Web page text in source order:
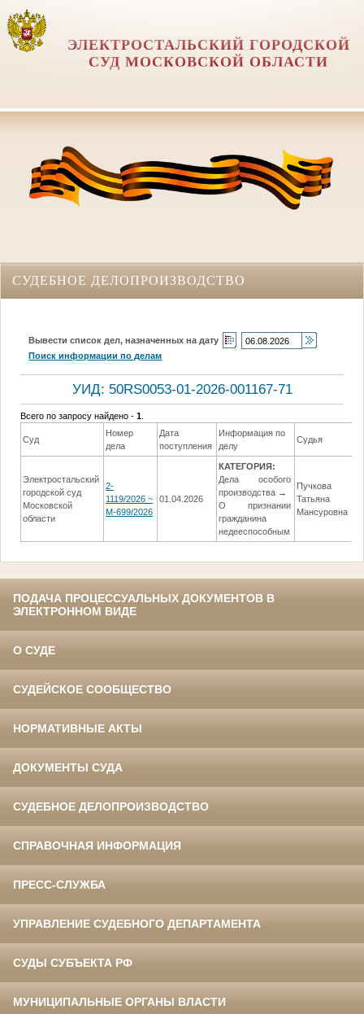
ЭЛЕКТРОСТАЛЬСКИЙ ГОРОДСКОЙ
СУД МОСКОВСКОЙ ОБЛАСТИ
СУДЕБНОЕ ДЕЛОПРОИЗВОДСТВО
Вывести список дел, назначенных на дату
Поиск информации по делам
УИД: 50RS0053-01-2026-001167-71
Всего по запросу найдено -1
Суд
Номер
дела
Дата
поступления
Информация по
делу
Судья
Электростальский
городской суд
Московской
области
2-
1119/2026 ~
М-699/2026
01.04.2026
КАТЕГОРИЯ:
Дела особого
производства →
О признании
гражданина
недееспособным
Пучкова
Татьяна
Мансуровна
ПОДАЧА ПРОЦЕССУАЛЬНЫХ ДОКУМЕНТОВ В
ЭЛЕКТРОННОМ ВИДЕ
О СУДЕ
СУДЕЙСКОЕ СООБЩЕСТВО
НОРМАТИВНЫЕ АКТЫ
ДОКУМЕНТЫ СУДА
СУДЕБНОЕ ДЕЛОПРОИЗВОДСТВО
СПРАВОЧНАЯ ИНФОРМАЦИЯ
ПРЕСС-СЛУЖБА
УПРАВЛЕНИЕ СУДЕБНОГО ДЕПАРТАМЕНТА
СУДЫ СУБЪЕКТА РФ
МУНИЦИПАЛЬНЫЕ ОРГАНЫ ВЛАСТИ